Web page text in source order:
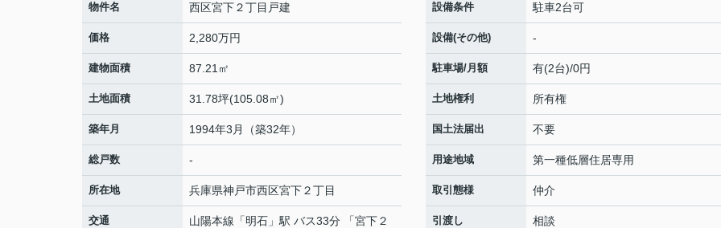
物件名 西区宮下２丁目戸建
価格 2,280万円
建物面積 87.21㎡
土地面積 31.78坪(105.08㎡)
築年月 1994年3月（築32年）
総戸数 -
所在地 兵庫県神戸市西区宮下２丁目
交通 山陽本線 「明石 」駅 バス33分 「宮下２
設備条件 駐車2台可
設備(その他) -
駐車場/月額 有(2台)/0円
土地権利 所有権
国土法届出 不要
用途地域 第一種低層住居専用
取引態様 仲介
引渡し 相談